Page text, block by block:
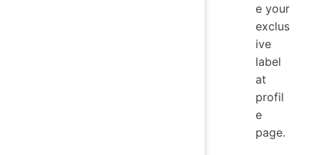
e your
exclus
ive
label
at
profil
e
page.